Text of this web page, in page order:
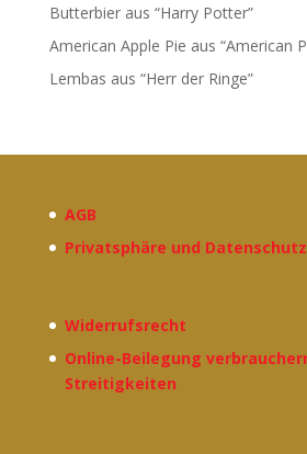
Butterbier aus “Harry Potter”
American Apple Pie aus “American
Lembas aus “Herr der Ringe”
AGB
Privatsphäre und Datenschutz
Widerrufsrecht
Online-Beilegung
Streitigkeiten